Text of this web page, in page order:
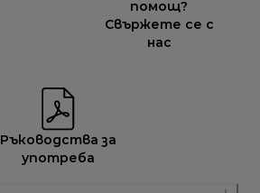
помощ?
Свържете се с
нас
Ръководства за
употреба